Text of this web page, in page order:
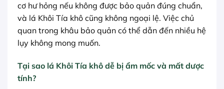
cơ hư hỏng nếu không được bảo quản đúng chuẩn,
và lá Khôi Tía khô cũng không ngoại lệ. Việc chủ
quan trong khâu bảo quản có thể dẫn đến nhiều hệ
lụy không mong muốn.
Tại sao lá Khôi Tía khô dễ bị ẩm mốc và mất dược
tính?